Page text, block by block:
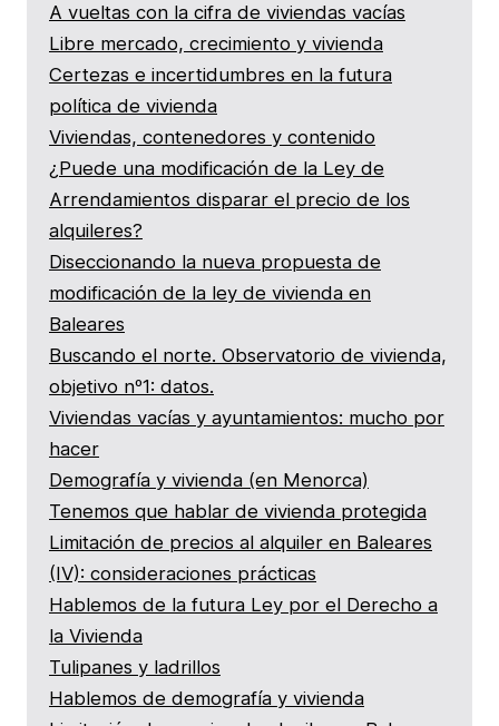
A vueltas con la cifra de viviendas vacías
Libre mercado, crecimiento y vivienda
Certezas e incertidumbres en la futura
política de vivienda
Viviendas, contenedores y contenido
¿Puede una modificación de la Ley de
Arrendamientos disparar el precio de los
alquileres?
Diseccionando la nueva propuesta de
modificación de la ley de vivienda en
Baleares
Buscando el norte. Observatorio de vivienda,
objetivo nº1: datos.
Viviendas vacías y ayuntamientos: mucho por
hacer
Demografía y vivienda (en Menorca)
Tenemos que hablar de vivienda protegida
Limitación de precios al alquiler en Baleares
(IV): consideraciones prácticas
Hablemos de la futura Ley por el Derecho a
la Vivienda
Tulipanes y ladrillos
Hablemos de demografía y vivienda